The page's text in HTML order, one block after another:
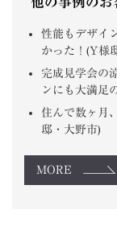
性能もデザイ
かった！(Y様
完成見学会の
ンにも大満足
住んで数ヶ月
邸・大野市)
MORE